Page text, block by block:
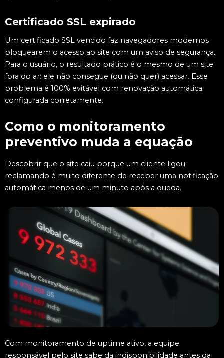
Certificado SSL expirado
Um certificado SSL vencido faz navegadores modernos
bloquearem o acesso ao site com um aviso de segurança.
Para o usuário, o resultado prático é o mesmo de um site
fora do ar: ele não consegue (ou não quer) acessar. Esse
problema é 100% evitável com renovação automática
configurada corretamente.
Como o monitoramento
preventivo muda a equação
Descobrir que o site caiu porque um cliente ligou
reclamando é muito diferente de receber uma notificação
automática menos de um minuto após a queda.
Com monitoramento de uptime ativo, a equipe
responsável pelo site sabe da indisponibilidade antes da